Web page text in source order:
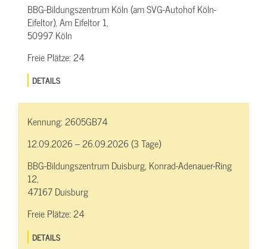
BBG-Bildungszentrum Köln (am SVG-Autohof Köln-
Eifeltor), Am Eifeltor 1,
50997 Köln
Freie Plätze:24
DETAILS
Kennung:2605GB74
12.09.2026 – 26.09.2026 (3 Tage)
BBG-Bildungszentrum Duisburg, Konrad-Adenauer-Ring
12,
47167 Duisburg
Freie Plätze:24
DETAILS